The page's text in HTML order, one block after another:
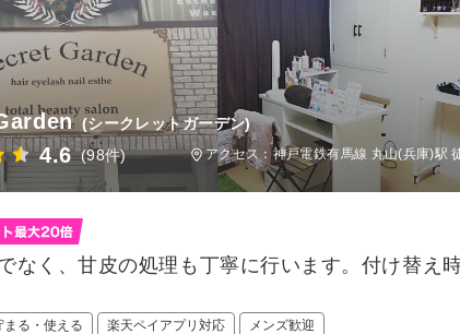
(シークレットガーデン)
4.6 (98件) アクセス：神戸電鉄有馬線 丸山(兵庫)駅
なく、甘皮の処理も丁寧に行います。付け替え
まる・使える 楽天ペイアプリ対応 メンズ歓迎